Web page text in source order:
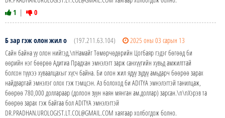
1 | 0
Б зар гэж олон жил о (197.211.63.104)
2025 оны 03 сарын 13
Сайн байна уу олон нийтэд,\nНамайг Төмөрчөдөрийн Цогбаяр гэдэг бөгөөд би
өөрийн нэг бөөрөө Адитиа Прадхан эмнэлэгт зарж санхүүгийн хувьд амжилттай
болсон түүхээ хуваалцахыг хүсч байна. Би олон жил ядуу зүдүү амьдарч бөөрөө зарах
найдвартай эмнэлэг олох гэж тэмцсэн. Аз болоход би ADITYA эмнэлэгтэй танилцаж,
бөөрөө 780,000 доллараар (долоон зуун наян мянган ам.доллар) зарсан.\n\nХэрэв та
бөөрөө зарах гэж байгаа бол ADITYA эмнэлэгтэй
DR.PRADHAN.UROLOGIST.LT.COL@GMAIL.COM хаягаар холбогдож болно.